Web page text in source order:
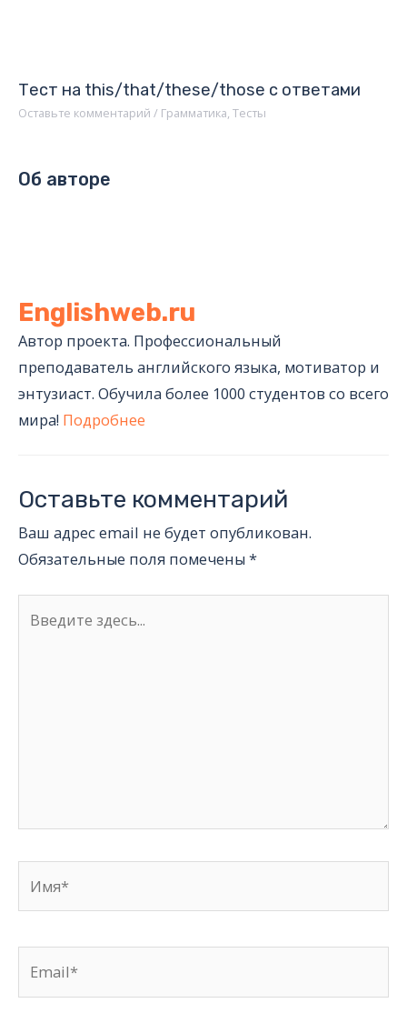
Тест на this/that/these/those с ответами
Оставьте комментарий / Грамматика, Тесты
Об авторе
Englishweb.ru
Автор проекта. Профессиональный
преподаватель английского языка, мотиватор и
энтузиаст. Обучила более 1000 студентов со всего
мира! Подробнее
Оставьте комментарий
Ваш адрес email не будет опубликован.
Обязательные поля помечены *
здесь...